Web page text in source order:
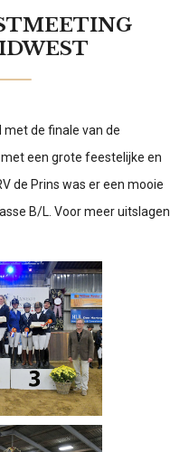
met de finale van de
een grote feestelijke en
de Prins was er een mooie
B/L. Voor meer uitslagen